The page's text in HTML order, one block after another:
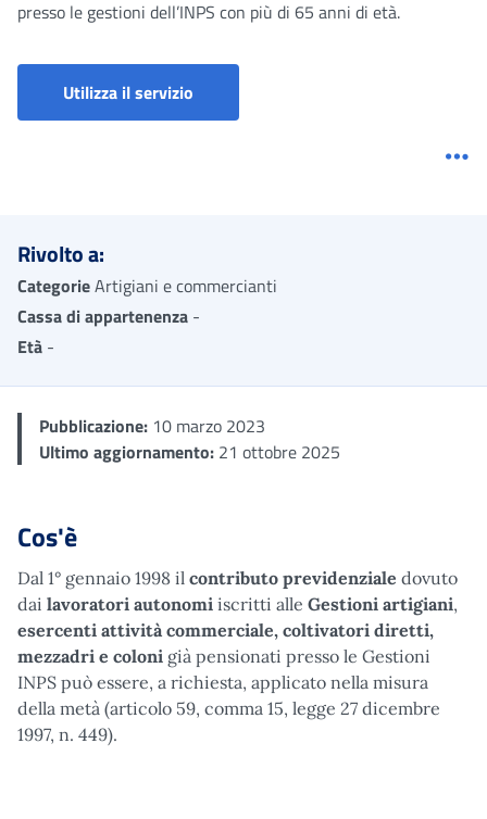
presso le gestioni dell’INPS con più di 65 anni di età.
Utilizza il servizio
Rivolto a:
CategorieArtigiani e commercianti
Cassa di appartenenza -
Età -
Pubblicazione: 10 marzo 2023
Ultimo aggiornamento: 21 ottobre 2025
Cos'è
Dal 1° gennaio 1998 il contributo previdenziale dovuto
dai lavoratori autonomi iscritti alle Gestioni artigiani,
esercenti attività commerciale, coltivatori diretti,
mezzadri e coloni già pensionati presso le Gestioni
INPS può essere, a richiesta, applicato nella misura
della metà (articolo 59, comma 15, legge 27 dicembre
1997, n. 449).